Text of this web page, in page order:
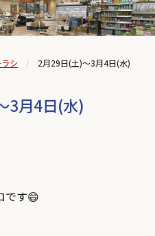
シ 2月29日(土)～3月4日(水)
3月4日(水)
です😄